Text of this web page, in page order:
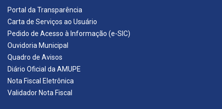
Portal da Transparência
Carta de Serviços ao Usuário
Pedido de Acesso à Informação (e-SIC)
Ouvidoria Municipal
Quadro de Avisos
Diário Oficial da AMUPE
Nota Fiscal Eletrônica
Validador Nota Fiscal